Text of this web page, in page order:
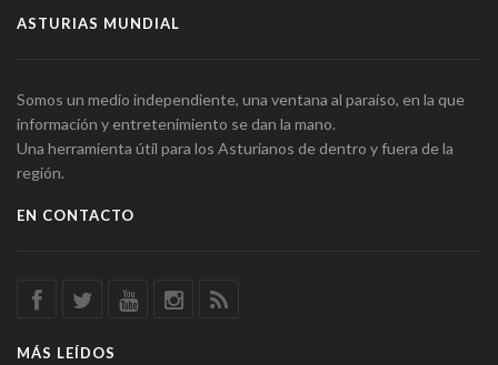
ASTURIAS MUNDIAL
Somos un medio independiente, una ventana al paraíso, en la que
información y entretenimiento se dan la mano.
Una herramienta útil para los Asturianos de dentro y fuera de la
región.
EN CONTACTO
MÁS LEÍDOS